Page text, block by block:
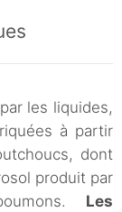
les liquides,
à partir
dont
produit par
Les